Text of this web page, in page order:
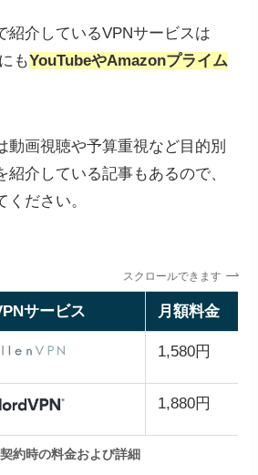
紹介しているVPNサービスは
もYouTubeやAmazonプライム
動画視聴や予算重視など目的別
紹介している記事もあるので、
ださい。
スクロールできます
サービス 月額料金
1,580円
1,880円
約時の料金および詳細